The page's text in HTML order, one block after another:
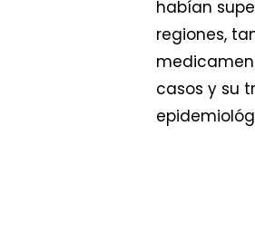
habían
regiones,
casos y su